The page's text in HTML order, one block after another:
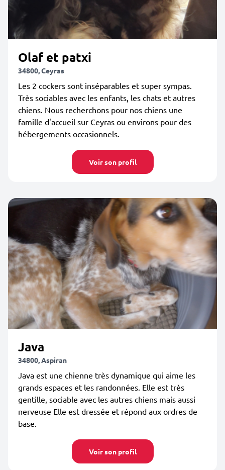
Olaf et patxi
34800, Ceyras
Les 2 cockers sont inséparables et super sympas.
Très sociables avec les enfants, les chats et autres
chiens. Nous recherchons pour nos chiens une
famille d'accueil sur Ceyras ou environs pour des
hébergements occasionnels.
Voir son profil
Java
34800, Aspiran
Java est une chienne très dynamique qui aime les
grands espaces et les randonnées. Elle est très
gentille, sociable avec les autres chiens mais aussi
nerveuse Elle est dressée et répond aux ordres de
base.
Voir son profil